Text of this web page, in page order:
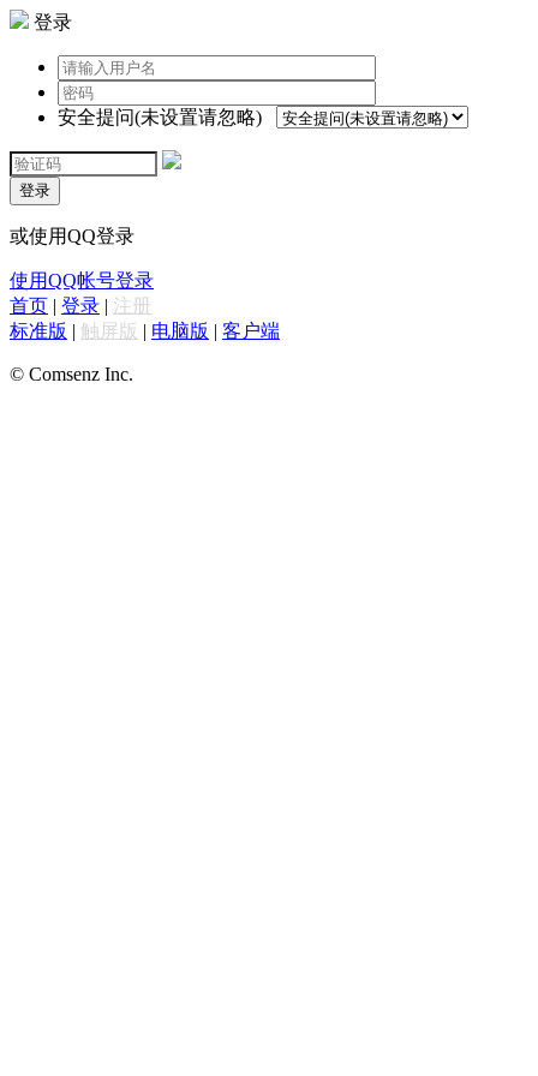
登录
安全提问(未设置请忽略)
登录
或使用QQ登录
使用QQ帐号登录
首页 | 登录 | 注册
标准版 | 触屏版 | 电脑版 | 客户端
© Comsenz Inc.